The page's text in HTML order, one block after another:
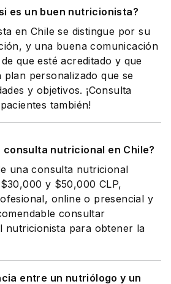
es un buen nutricionista?
en Chile se distingue por su
y una buena comunicación
que esté acreditado y que
personalizado que se
y objetivos. ¡Consulta
también!
consulta nutricional en Chile?
una consulta nutricional
y $50,000 CLP,
online o presencial y
consultar
nutricionista para obtener la
entre un nutriólogo y un